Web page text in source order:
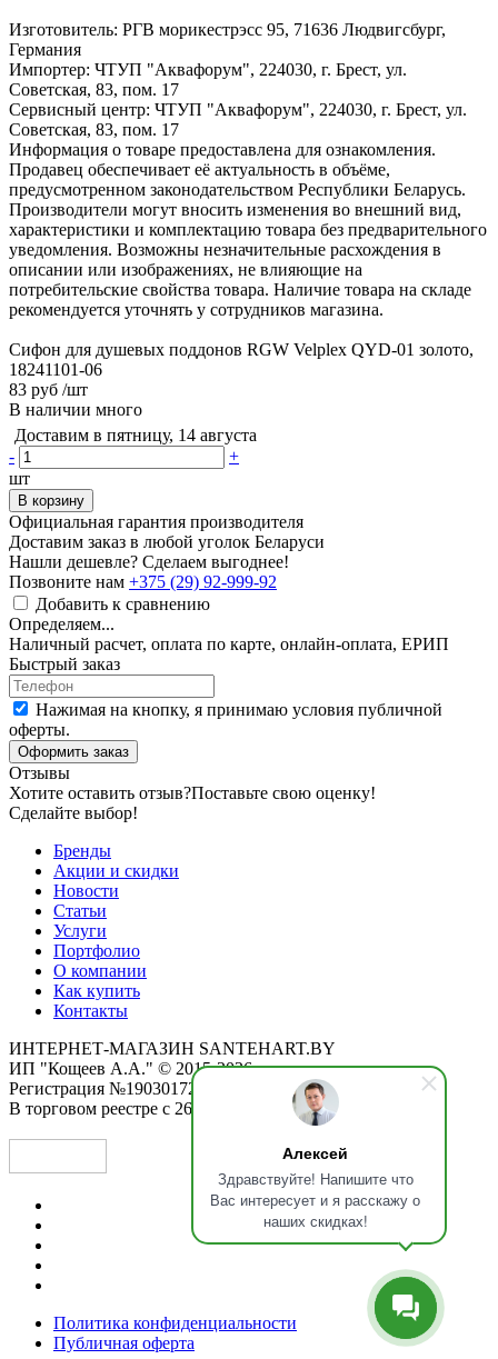
Алексей
Здравствуйте! Напишите что
Вас интересует и я расскажу о
наших скидках!
Изготовитель: РГВ морикестрэсс 95, 71636 Людвигсбург,
Германия
Импортер: ЧТУП "Аквафорум", 224030, г. Брест, ул.
Советская, 83, пом. 17
Сервисный центр: ЧТУП "Аквафорум", 224030, г. Брест, ул.
Советская, 83, пом. 17
Информация о товаре предоставлена для ознакомления.
Продавец обеспечивает её актуальность в объёме,
предусмотренном законодательством Республики Беларусь.
Производители могут вносить изменения во внешний вид,
характеристики и комплектацию товара без предварительного
уведомления. Возможны незначительные расхождения в
описании или изображениях, не влияющие на
потребительские свойства товара. Наличие товара на складе
рекомендуется уточнять у сотрудников магазина.
Сифон для душевых поддонов RGW Velplex QYD-01 золото,
18241101-06
83 руб /шт
В наличии много
Доставим в пятницу, 14 августа
-
+
шт
В корзину
Официальная гарантия производителя
Доставим заказ в любой уголок Беларуси
Нашли дешевле? Сделаем выгоднее!
Позвоните нам +375 (29) 92-999-92
Добавить к сравнению
Определяем...
Наличный расчет, оплата по карте, онлайн-оплата, ЕРИП
Быстрый заказ
Нажимая на кнопку, я принимаю условия публичной
оферты.
Оформить заказ
Отзывы
Хотите оставить отзыв?Поставьте свою оценку!
Сделайте выбор!
Бренды
Акции и скидки
Новости
Статьи
Услуги
Портфолио
О компании
Как купить
Контакты
ИНТЕРНЕТ-МАГАЗИН SANTEHART.BY
ИП "Кощеев А.А." © 2015-2026
Регистрация №190301725 от 12.02.2015
В торговом реестре с 26.11.2019
Политика конфиденциальности
Публичная оферта